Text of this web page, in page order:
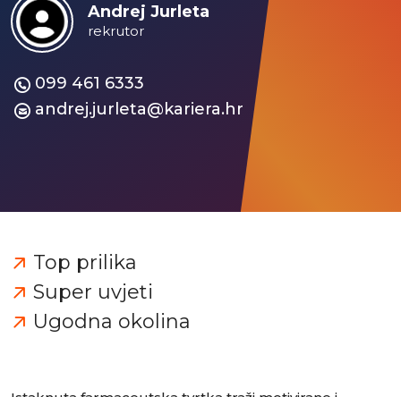
Andrej Jurleta
rekrutor
099 461 6333
andrej.jurleta@kariera.hr
Top prilika
Super uvjeti
Ugodna okolina